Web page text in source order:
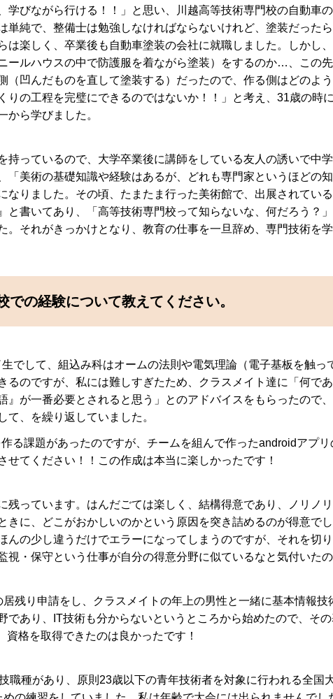
びながら行ける！！」と思い、川越高等技術専門校の自動車
純で、整備士は勉強しなければならないけれど、塗装だった
楽しく、卒業後も自動車塗装の会社に就職しました。しかし
ールハウスの中で防護服を着ながら塗装）をするのか…、この
凹んだものを直して塗装する）だったので、作る側はどのよ
の工程を完璧にできるのではないか！！」と考え、31歳の時
から学びました。
っているので、大学卒業後に講師をしている友人の誘いで中
美術の基礎知識や経験はあるが、どれも専門家というほどの
りました。その頃、たまたま行った美術館で、出展されてい
書いてあり、「高等技術専門校って知らないな、何だろう？」
それがきっかけとなり、教育の仕事を一旦辞め、専門技術を
の経験について教えてください。
でして、組込み科はオームの法則や電気理論（電子基板を触っ
のですが、私には難しすぎたため、クラスメイト達に「何で
が一番必要とされると思う」とのアドバイスをもらったので
、を繰り返していました。
る課題があったのですが、チームを組んで作ったandroidアプリ
てください！！この作成は本当に楽しかったです！
っています。はんだごては楽しく、結構得意であり、ノリノ
に、どこがおかしいのかという原因を突き詰めるのが得意でし
の少し違うだけでエラーになってしまうのですが、それを切
・保守という仕事が自分の得意分野に似ているなと気付いた
残り申請をし、クラスメイトの年上の男性と一緒に基本情報技
あり、IT技術も分からないというところから始めたので、そ
格を取得できたのは良かったです！
職種があり、原則23歳以下の青年技術者を対象に行われる全国